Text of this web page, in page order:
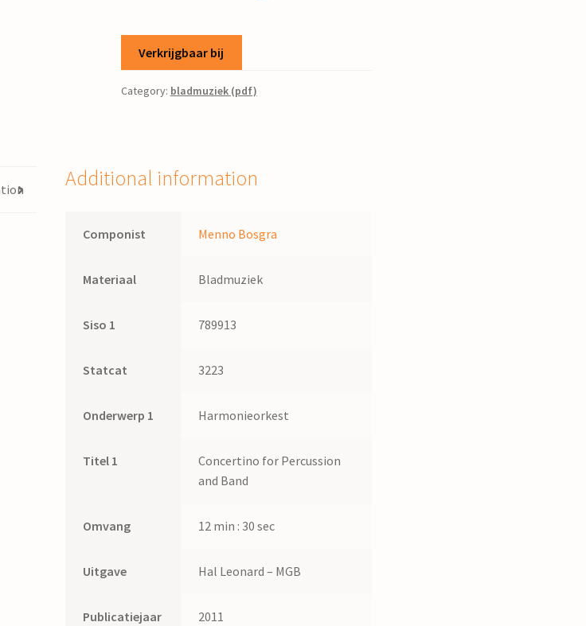
Verkrijgbaar bij
Category: bladmuziek (pdf)
Additional information
Componist Menno Bosgra
Materiaal Bladmuziek
Siso 1 789913
Statcat 3223
Onderwerp 1 Harmonieorkest
Titel 1
Concertino for Percussion
and Band
Omvang 12 min : 30 sec
Uitgave Hal Leonard – MGB
Publicatiejaar 2011